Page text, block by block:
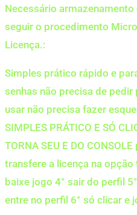
Necessário
seguir o procedimento
Licença.:
Simples prático rápido e
senhas não precisa de
usar não precisa fazer
SIMPLES PRÁTICO E SÓ
TORNA SEU E DO
transfere a licença na
baixe jogo 4° sair do perfil
entre no perfil 6° só clicar e